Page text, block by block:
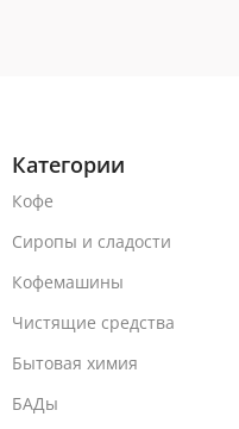
Категории
Кофе
Сиропы и сладости
Кофемашины
Чистящие средства
Бытовая химия
БАДы